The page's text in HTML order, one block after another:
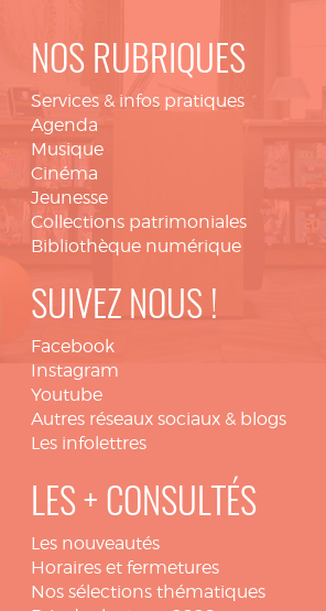
NOS RUBRIQUES
Services & infos pratiques
Agenda
Musique
Cinéma
Jeunesse
Collections patrimoniales
Bibliothèque numérique
SUIVEZ NOUS !
Facebook
Instagram
Youtube
Autres réseaux sociaux & blogs
Les infolettres
LES + CONSULTÉS
Les nouveautés
Horaires et fermetures
Nos sélections thématiques